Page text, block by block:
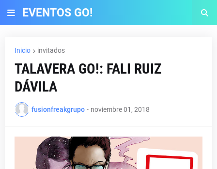
EVENTOS GO!
Inicio invitados
TALAVERA GO!: FALI RUIZ
DÁVILA
fusionfreakgrupo - noviembre 01, 2018